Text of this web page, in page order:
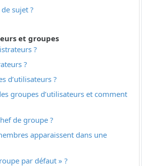
sujet ?
et groupes
?
?
d’utilisateurs ?
groupes d’utilisateurs et comment
de groupe ?
apparaissent dans une
par défaut » ?